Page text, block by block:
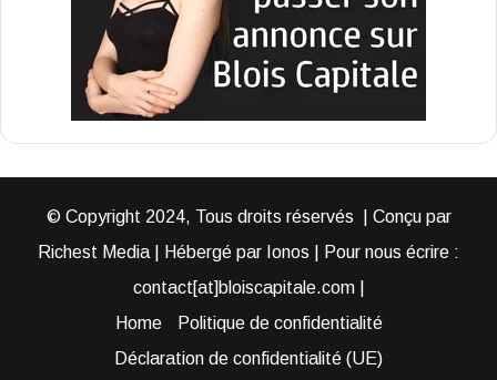
© Copyright 2024, Tous droits réservés | Conçu par
Richest Media | Hébergé par Ionos | Pour nous écrire :
contact[at]bloiscapitale.com |
Home
Politique de confidentialité
Déclaration de confidentialité (UE)